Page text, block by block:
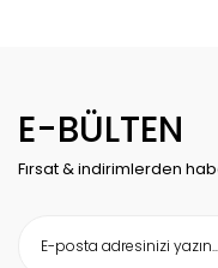
E-BÜLTEN
Fırsat & indirimlerden